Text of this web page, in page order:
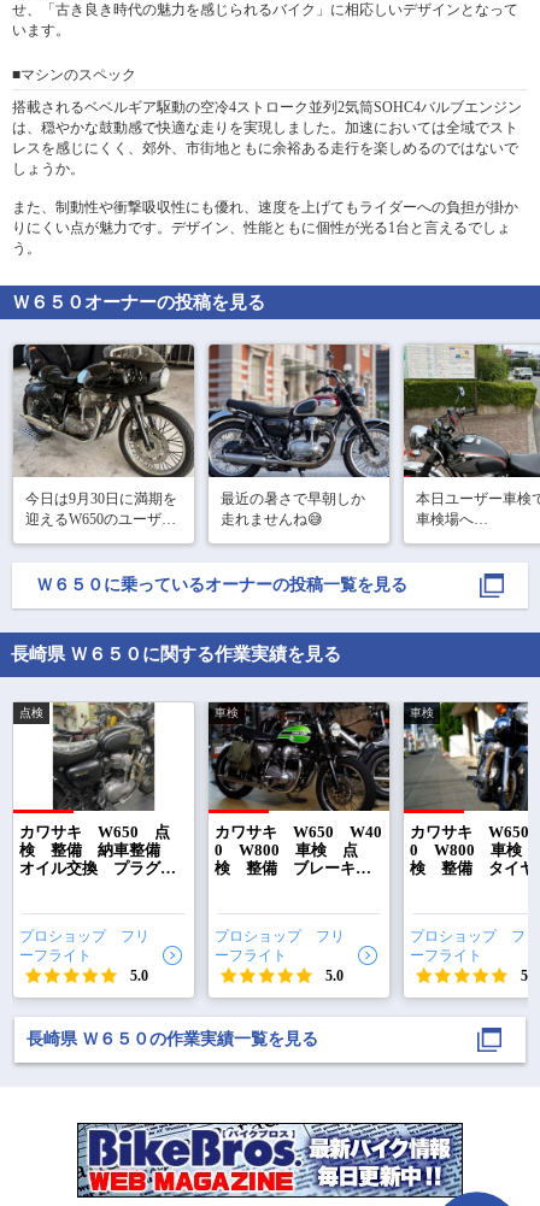
せ、「古き良き時代の魅力を感じられるバイク」に相応しいデザインとなって
います。
■マシンのスペック
搭載されるベベルギア駆動の空冷4ストローク並列2気筒SOHC4バルブエンジン
は、穏やかな鼓動感で快適な走りを実現しました。加速においては全域でスト
レスを感じにくく、郊外、市街地ともに余裕ある走行を楽しめるのではないで
しょうか。
また、制動性や衝撃吸収性にも優れ、速度を上げてもライダーへの負担が掛か
りにくい点が魅力です。デザイン、性能ともに個性が光る1台と言えるでしょ
う。
Ｗ６５０ オーナーの投稿を見る
今日は9月30日に満期を
迎えるW650のユーザー
車検に行って来ました
🏍️💨
ミラー、ナンバーステ
ー、マフラーを車検仕
に準備していざ車検場
へ
査ラインへ各検査を順
最近の暑さで早朝しか
走れませんね😅
本日ユーザー車検
車検場へ
嫁も一緒に
バイクを車検通し
きましたー😊
Ｗ６５０ に乗っているオーナーの投稿一覧を見る
長崎県 Ｗ６５０に関する作業実績を見る
点検
カワサキ W650 点
検 整備 納車整備
オイル交換 プラグ交
プロショップ フリ
ーフライト
5.0
車検
カワサキ W650 W40
0 W800 車検 点
検 整備 ブレーキパ
ォークOH オイル 長
崎県 長崎市 城栄
町 プロショップ フリ
ーフライト
プロショップ フリ
ーフライト
5.0
車検
カワサキ W650
0 W800 車検
検 整備 タイヤ
市 城栄町 プロ
ップ フリーフラ
プロショップ フリ
ーフライト
5.0
長崎県 Ｗ６５０の作業実績一覧を見る
で相場をチェック！
車種選択するだけ、かんたん相場検索
まずはメーカーを選択する
車種